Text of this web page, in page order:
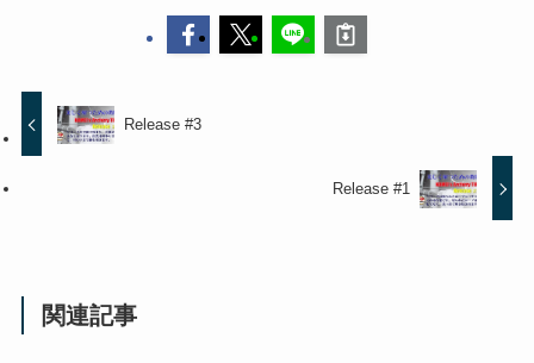
Release #3
Release #1
関連記事